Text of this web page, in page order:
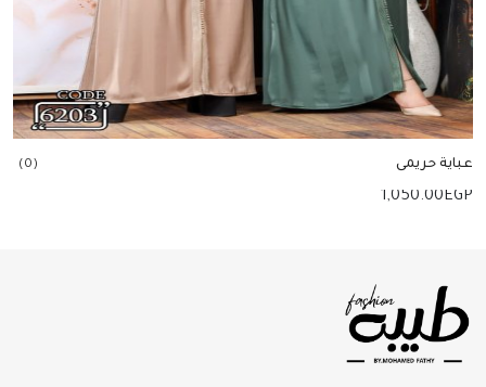
عباية حريمى (0)
1,050.00EGP